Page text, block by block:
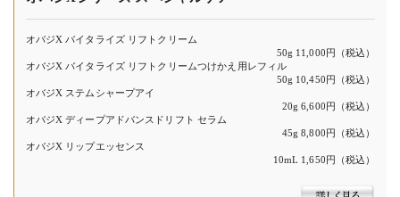
オバジX バイタライズ リフトクリーム
50g 11,000円（税込）
オバジX バイタライズ リフトクリームつけかえ用レフィル
50g 10,450円（税込）
オバジX ステムシャープアイ
20g 6,600円（税込）
オバジX ディープアドバンスドリフト セラム
45g 8,800円（税込）
オバジX リップエッセンス
10mL 1,650円（税込）